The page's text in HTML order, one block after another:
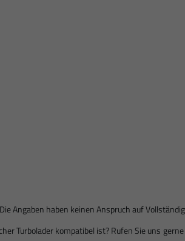
Angaben haben keinen Anspruch auf
Turbolader kompatibel ist? Rufen Sie uns